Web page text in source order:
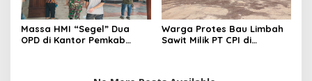
Massa HMI “Segel” Dua
OPD di Kantor Pemkab
Warga Protes Bau Limbah
Sawit Milik PT CPI di